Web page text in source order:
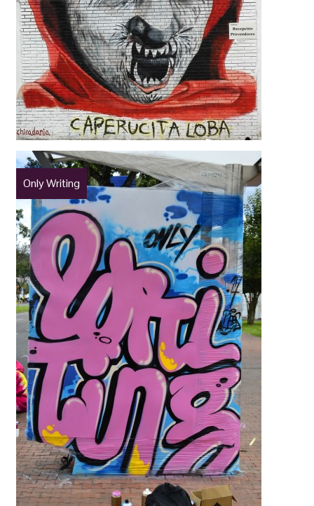
Only Writing